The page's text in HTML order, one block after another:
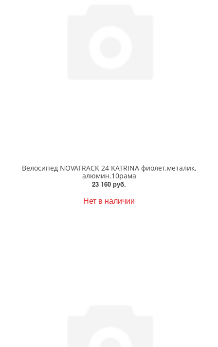
Велосипед NOVATRACK 24 KATRINA фиолет.металик,
алюмин.10рама
23 160 руб.
Нет в наличии